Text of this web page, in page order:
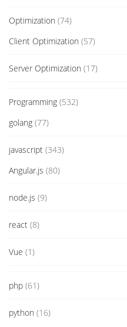
Optimization (74)
Client Optimization (57)
Server Optimization (17)
Programming (532)
golang (77)
javascript (343)
Angular.js (80)
node.js (9)
react (8)
Vue (1)
php (61)
python (16)